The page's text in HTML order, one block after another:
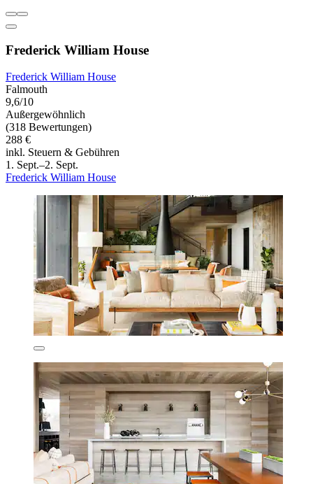
Frederick William House
Frederick William House
Falmouth
9,6/10
Außergewöhnlich
(318 Bewertungen)
288 €
inkl. Steuern & Gebühren
1. Sept.–2. Sept.
Frederick William House